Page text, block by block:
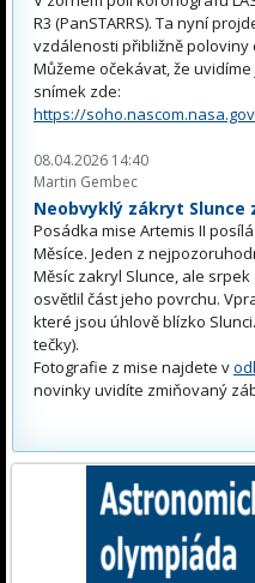
R3 (PanSTARRS). Ta nyní
vzdálenosti přibližně poloviny
Můžeme očekávat, že
snímek zde:
https://
08.04.2026 14:40
Martin Gembec
Neobvyklý zákryt Slunce
Posádka mise Artemis II
Měsíce. Jeden z
Měsíc zakryl Slunce, ale
osvětlil část jeho povrchu.
které jsou úhlově blízko
tečky).
Fotografie z mise najdete v
novinky uvidíte zmiňovaný